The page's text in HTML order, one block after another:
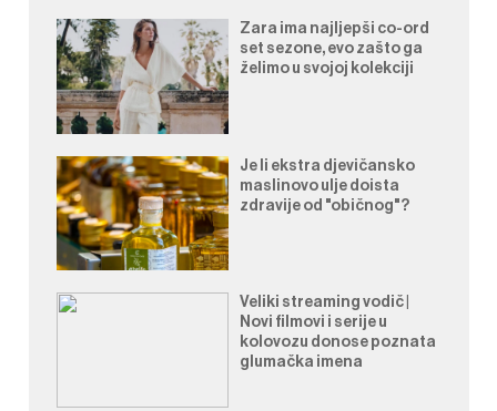
Zara ima najljepši co-ord
set sezone, evo zašto ga
želimo u svojoj kolekciji
Je li ekstra djevičansko
maslinovo ulje doista
zdravije od "običnog"?
Veliki streaming vodič |
Novi filmovi i serije u
kolovozu donose poznata
glumačka imena